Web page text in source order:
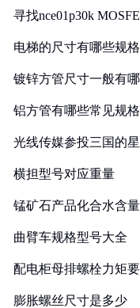
寻找nce01p30k
电梯的尺寸有哪些规格
镀锌方管尺寸一般有
铝方管有哪些常见规格
光线传媒参投三国的
横担型号对应重量
锰矿石产品化合水含量
曲臂车规格型号大全
配电柜母排螺栓力矩
膨胀螺丝尺寸是多少